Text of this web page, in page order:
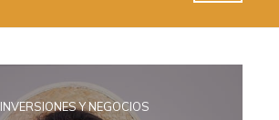
INVERSIONES Y NEGOCIOS